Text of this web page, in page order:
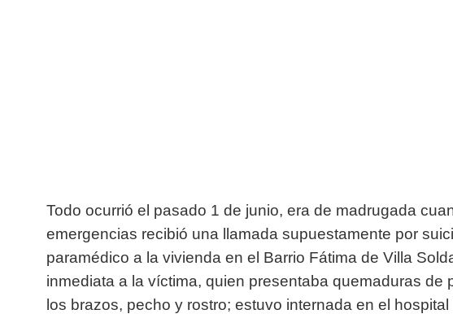
Todo ocurrió el pasado 1 de junio, era de madrugada
emergencias recibió una llamada supuestamente por
paramédico a la vivienda en el Barrio Fátima de Villa
inmediata a la víctima, quien presentaba quemaduras de
los brazos, pecho y rostro; estuvo internada en el